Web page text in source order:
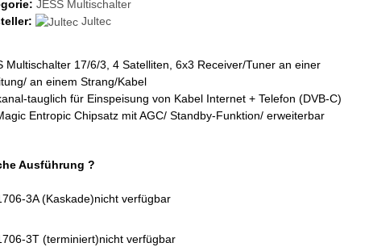
JESS Multischalter
Jultec
Multischalter 17/6/3, 4 Satelliten, 6x3 Receiver/Tuner an einer
an einem Strang/Kabel
tauglich für Einspeisung von Kabel Internet + Telefon (DVB-C)
Entropic Chipsatz mit AGC/ Standby-Funktion/ erweiterbar
Ausführung ?
3A (Kaskade)nicht verfügbar
3T (terminiert)nicht verfügbar